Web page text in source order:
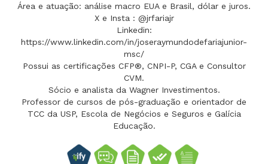
Área e atuação: análise macro EUA e Brasil, dólar e juros.
X e Insta : @jrfariajr
Linkedin:
https://www.linkedin.com/in/joseraymundodefariajunior-
msc/
Possui as certificações CFP®, CNPI-P, CGA e Consultor
CVM.
Sócio e analista da Wagner Investimentos.
Professor de cursos de pós-graduação e orientador de
TCC da USP, Escola de Negócios e Seguros e Galícia
Educação.